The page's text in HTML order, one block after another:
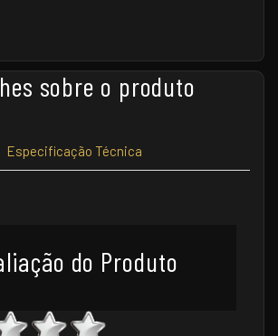
sobre o produto
Especificação Técnica
do Produto